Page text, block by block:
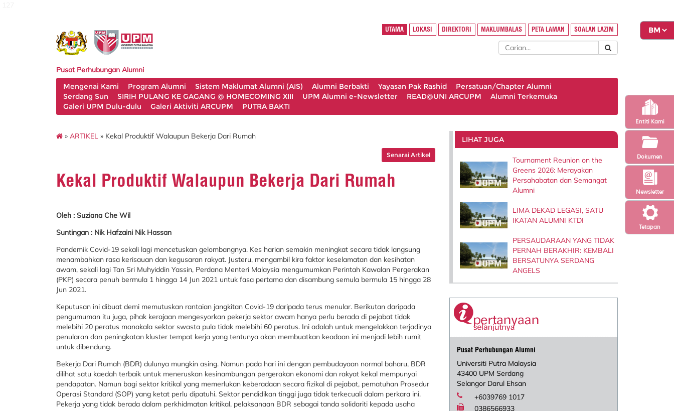
Tetapan
Newsletter
Entiti Kami
Dokumen
UTAMA LOKASI DIREKTORI MAKLUMBALAS PETA LAMAN SOALAN LAZIM
Pusat Perhubungan Alumni
Mengenai Kami
Program Alumni Sistem Maklumat Alumni (AIS) Alumni Berbakti Yayasan Pak Rashid
Persatuan/Chapter Alumni
Serdang Sun
SIRIH PULANG KE GAGANG @ HOMECOMING XIII UPM Alumni e-Newsletter READ@UNI ARCUPM
Alumni Terkemuka
Galeri UPM Dulu-dulu
Galeri Aktiviti ARCUPM PUTRA BAKTI
» ARTIKEL » Kekal Produktif Walaupun Bekerja Dari Rumah
Senarai Artikel
Kekal Produktif Walaupun Bekerja Dari Rumah
Oleh : Suziana Che Wil
Suntingan : Nik Hafzaini Nik Hassan
Pandemik Covid-19 sekali lagi mencetuskan gelombangnya. Kes harian semakin meningkat secara tidak langsung
menambahkan rasa kerisauan dan kegusaran rakyat. Justeru, mengambil kira faktor keselamatan dan kesihatan
awam, sekali lagi Tan Sri Muhyiddin Yassin, Perdana Menteri Malaysia mengumumkan Perintah Kawalan Pergerakan
(PKP) secara penuh bermula 1 hingga 14 Jun 2021 untuk fasa pertama dan disambung semula bermula 15 hingga 28
Jun 2021.
Keputusan ini dibuat demi memutuskan rantaian jangkitan Covid-19 daripada terus menular. Berikutan daripada
pengumuman itu juga, pihak kerajaan mengesyorkan pekerja sektor awam hanya perlu berada di pejabat tidak
melebihi 20 peratus manakala sektor swasta pula tidak melebihi 60 peratus. Ini adalah untuk mengelakkan terjadinya
penularan dan peningkatan kluster tempat kerja yang tentunya akan membuatkan keadaan ini menjadi lebih rumit
untuk dibendung.
Bekerja Dari Rumah (BDR) dulunya mungkin asing. Namun pada hari ini dengan pembudayaan normal baharu, BDR
dilihat satu kaedah terbaik untuk meneruskan kesinambungan pergerakan ekonomi dan rakyat kekal mempunyai
pendapatan. Namun bagi sektor kritikal yang memerlukan keberadaan secara fizikal di pejabat, pematuhan Prosedur
Operasi Standard (SOP) yang ketat perlu dipatuhi. Sektor pendidikan tinggi juga tidak terkecuali dalam perkara ini.
Pekerja yang tidak berada dalam perkhidmatan kritikal, pelaksanaan BDR sebagai tanda solidariti kepada usaha
LIHAT JUGA
Tournament Reunion on the
Greens 2026: Merayakan
Persahabatan dan Semangat
Alumni
LIMA DEKAD LEGASI, SATU
IKATAN ALUMNI KTDI
PERSAUDARAAN YANG TIDAK
PERNAH BERAKHIR: KEMBALI
BERSATUNYA SERDANG
ANGELS
Pusat Perhubungan Alumni
Universiti Putra Malaysia
43400 UPM Serdang
Selangor Darul Ehsan
+6039769 1017
0386566933